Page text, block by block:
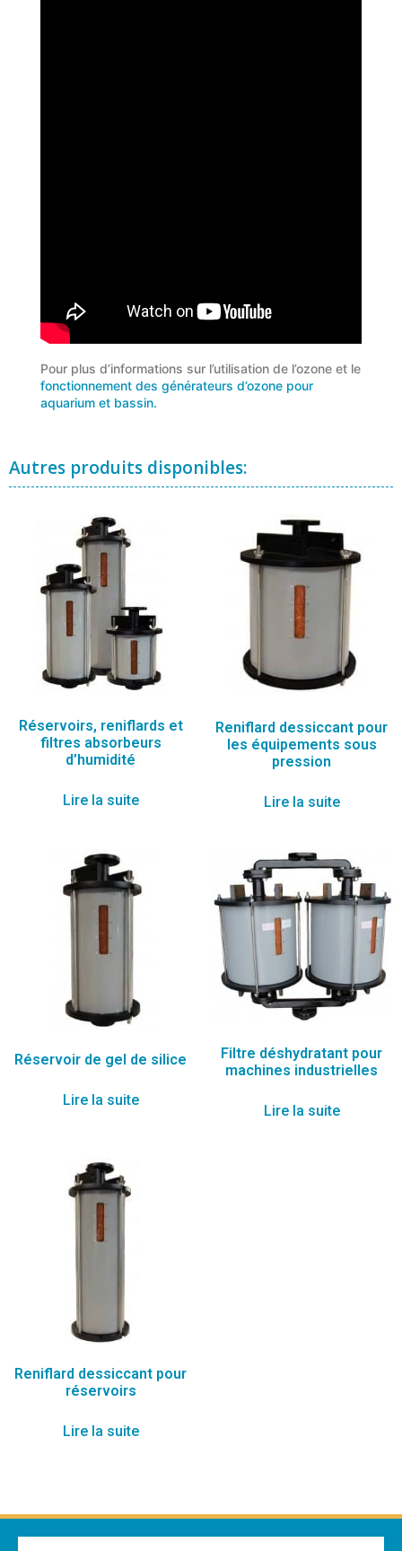
Pour plus d’informations sur l’utilisation de l’ozone et le
fonctionnement des générateurs d’ozone pour
aquarium et bassin.
Autres produits disponibles:
Réservoirs, reniflards et
filtres absorbeurs
d’humidité
Lire la suite
Reniflard dessiccant pour
les équipements sous
pression
Lire la suite
Réservoir de gel de silice
Lire la suite
Filtre déshydratant pour
machines industrielles
Lire la suite
Reniflard dessiccant pour
réservoirs
Lire la suite